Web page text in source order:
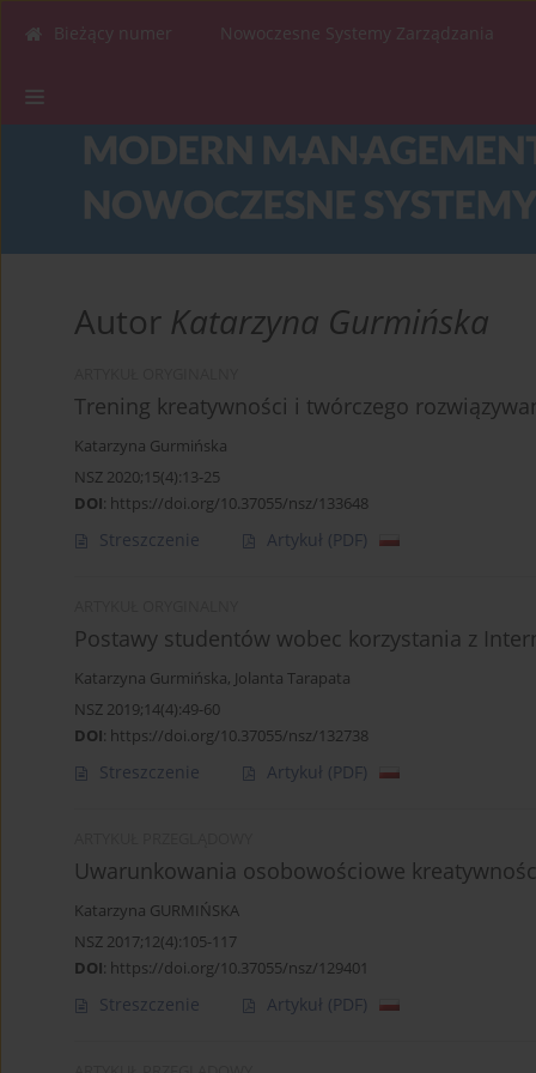
Bieżący numer Nowoczesne Systemy Zarządzania
Autor Katarzyna Gurmińska
Trening kreatywności i twórczego
Katarzyna Gurmińska
NSZ 2020;15(4):13-25
DOI: https://doi.org/10.37055/nsz/133648
Streszczenie Artykuł (PDF)
Postawy studentów wobec korzystania z
Katarzyna Gurmińska, Jolanta Tarapata
NSZ 2019;14(4):49-60
DOI: https://doi.org/10.37055/nsz/132738
Streszczenie Artykuł (PDF)
Uwarunkowania osobowościowe
Katarzyna GURMIŃSKA
NSZ 2017;12(4):105-117
DOI: https://doi.org/10.37055/nsz/129401
Streszczenie Artykuł (PDF)